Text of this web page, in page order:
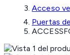
Acceso
Puertas